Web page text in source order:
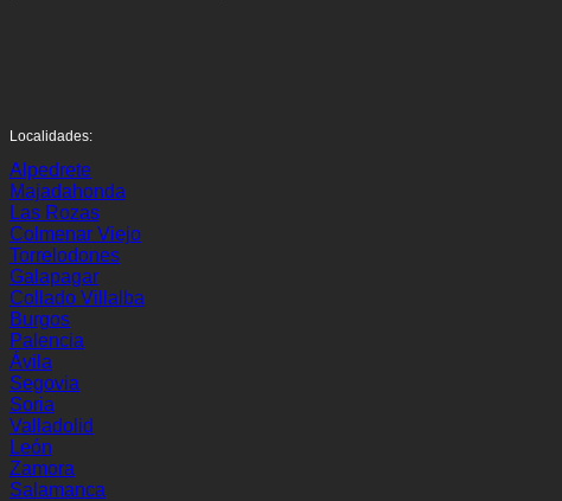
Localidades:
Alpedrete
Majadahonda
Las Rozas
Colmenar Viejo
Torrelodones
Galapagar
Collado Villalba
Burgos
Palencia
Ávila
Segovia
Soria
Valladolid
León
Zamora
Salamanca